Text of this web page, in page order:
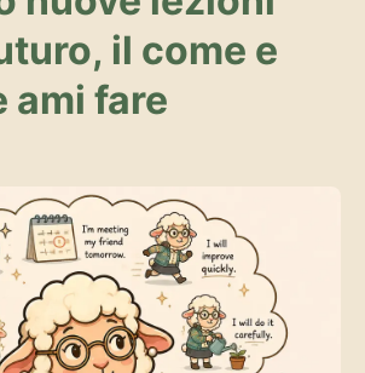
il come e
ami fare